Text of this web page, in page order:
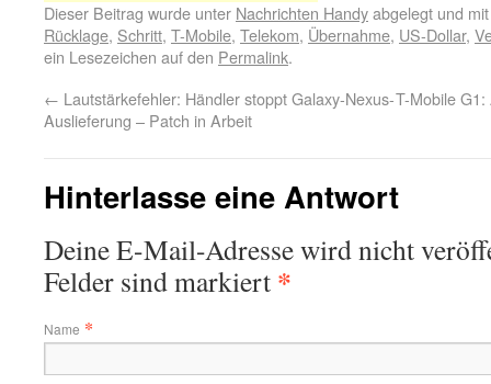
Dieser Beitrag wurde unter Nachrichten Handyabgelegt und
Rücklage, Schritt, T-Mobile, Telekom, Übernahme, US-Dollar,
ein Lesezeichen auf den Permalink.
← Lautstärkefehler: Händler stoppt Galaxy-Nexus-
Auslieferung – Patch in Arbeit
T-Mobile
Hinterlasse eine Antwort
Deine E-Mail-Adresse wird nicht
Felder sind markiert *
Name *